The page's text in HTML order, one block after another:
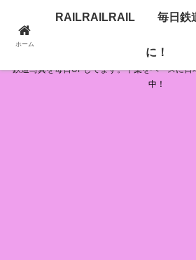
RAILRAILRAIL 毎日鉄道
鉄道写真を毎日UPしてます。千葉をベースに
中！
ホーム
RAILRAILRAIL 毎日鉄
に！